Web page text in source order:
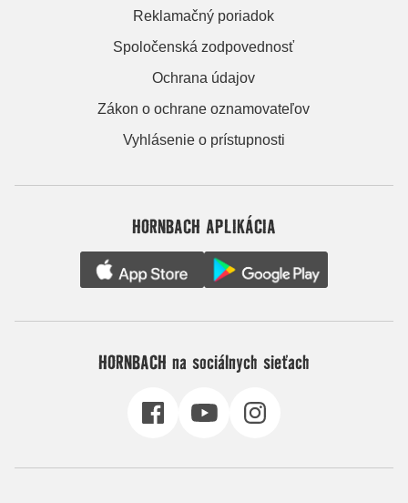
Reklamačný poriadok
Spoločenská zodpovednosť
Ochrana údajov
Zákon o ochrane oznamovateľov
Vyhlásenie o prístupnosti
HORNBACH APLIKÁCIA
HORNBACH na sociálnych sieťach